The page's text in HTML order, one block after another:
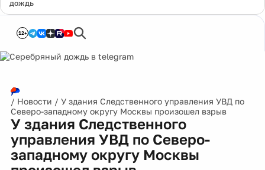
дождь
12+
/ Новости / У здания Следственного управления УВД по
Северо-западному округу Москвы произошел взрыв
У здания Следственного
управления УВД по Северо-
западному округу Москвы